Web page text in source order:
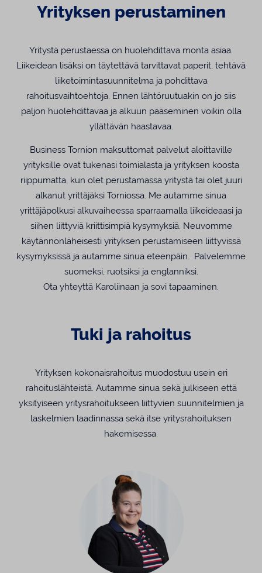
Yrityksen perustaminen
Yritystä perustaessa on huolehdittava monta asiaa.
Liikeidean lisäksi on täytettävä tarvittavat paperit, tehtävä
liiketoimintasuunnitelma ja pohdittava
rahoitusvaihtoehtoja. Ennen lähtöruutuakin on jo siis
paljon huolehdittavaa ja alkuun pääseminen voikin olla
yllättävän haastavaa.
Business Tornion maksuttomat palvelut aloittaville
yrityksille ovat tukenasi toimialasta ja yrityksen koosta
riippumatta, kun olet perustamassa yritystä tai olet juuri
alkanut yrittäjäksi Torniossa. Me autamme sinua
yrittäjäpolkusi alkuvaiheessa sparraamalla liikeideaasi ja
siihen liittyviä kriittisimpiä kysymyksiä. Neuvomme
käytännönläheisesti yrityksen perustamiseen liittyvissä
kysymyksissä ja autamme sinua eteenpäin. Palvelemme
suomeksi, ruotsiksi ja englanniksi.
Ota yhteyttä Karoliinaan ja sovi tapaaminen.
Tuki ja rahoitus
Yrityksen kokonaisrahoitus muodostuu usein eri
rahoituslähteistä. Autamme sinua sekä julkiseen että
yksityiseen yritysrahoitukseen liittyvien suunnitelmien ja
laskelmien laadinnassa sekä itse yritysrahoituksen
hakemisessa.